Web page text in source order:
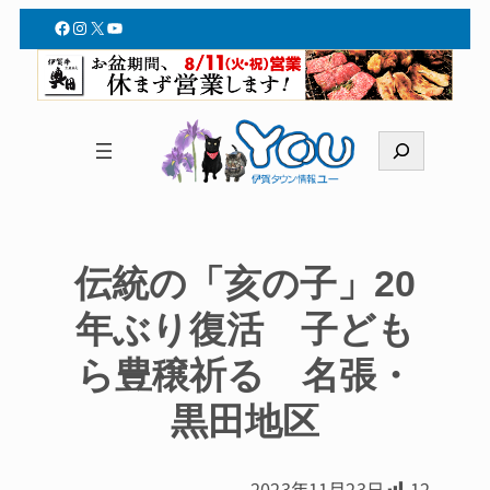
Facebook
Instagram
X YouTube
索
伝統の「亥の子」20
年ぶり復活 子ども
ら豊穣祈る 名張・
黒田地区